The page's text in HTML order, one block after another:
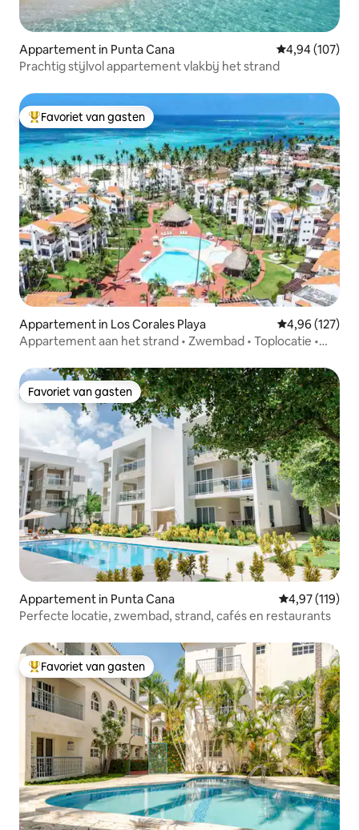
Appartement in Punta Cana Gemiddelde
4,94 (107)
Prachtig stijlvol appartement vlakbij het strand
Topfavoriet van gasten
Favoriet van gasten
Appartement in Los Corales Playa Gemiddelde
4,96 (127)
Appartement aan het strand • Zwembad • Toplocatie •
Favoriet van gasten
Favoriet van gasten
Appartement in Punta Cana Gemiddelde
4,97 (119)
Perfecte locatie, zwembad, strand, cafés en restaurants
Topfavoriet van gasten
Favoriet van gasten